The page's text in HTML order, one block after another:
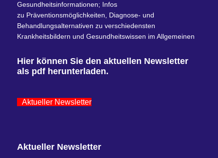
Gesundheitsinformationen; Infos
zu Präventionsmöglichkeiten, Diagnose- und
Behandlungsalternativen zu verschiedensten
Krankheitsbildern und Gesundheitswissen im Allgemeinen
Hier können Sie den aktuellen Newsletter
als pdf herunterladen.
Aktueller Newsletter
Aktueller Newsletter